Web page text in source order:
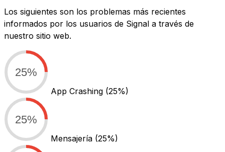
Los siguientes son los problemas más recientes
informados por los usuarios de Signal a través de
nuestro sitio web.
25%
App Crashing (25%)
25%
Mensajería (25%)